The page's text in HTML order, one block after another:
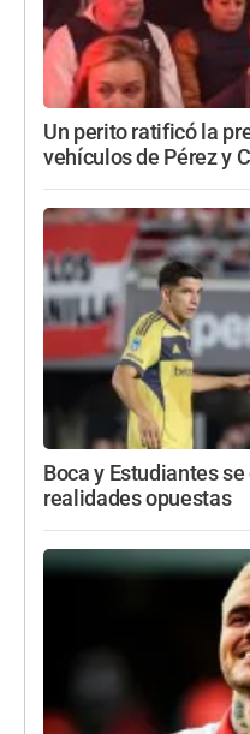
Un perito ratificó la
vehículos de Pérez y
Boca y Estudiantes
realidades opuestas